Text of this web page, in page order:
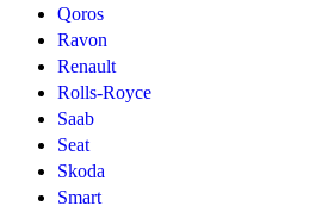
Qoros
Ravon
Renault
Rolls-Royce
Saab
Seat
Skoda
Smart